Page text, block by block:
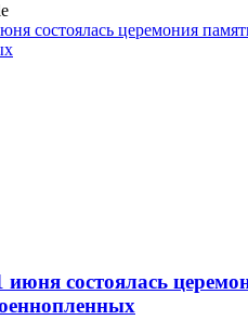
июня состоялась